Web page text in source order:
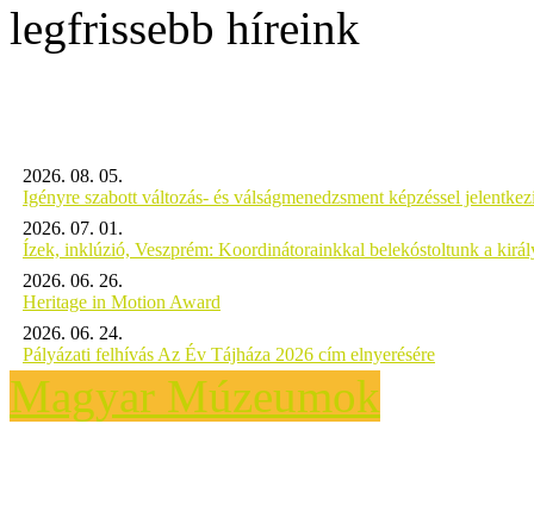
legfrissebb híreink
2026. 08. 05.
Igényre szabott változás- és válságmenedzsment képzéssel
2026. 07. 01.
Ízek, inklúzió, Veszprém: Koordinátorainkkal belekóstoltunk a
2026. 06. 26.
Heritage in Motion Award
2026. 06. 24.
Pályázati felhívás Az Év Tájháza 2026 cím elnyerésére
Magyar Múzeumok